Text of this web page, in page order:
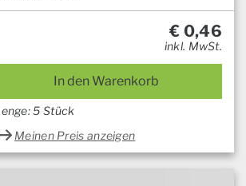
€ 0,46
inkl. MwSt.
In den Warenkorb
5 Stück
Meinen Preis anzeigen